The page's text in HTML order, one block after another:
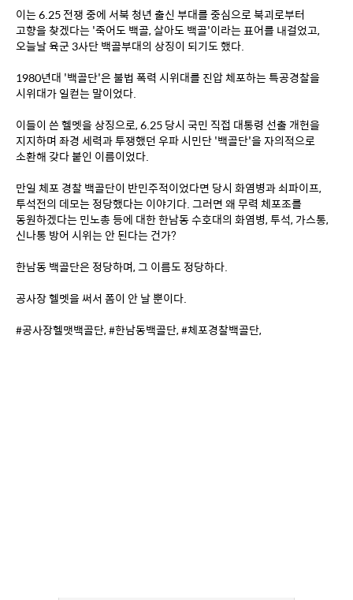
이는 6.25 전쟁 중에 서북 청년 출신 부대를 중심으로 북괴로부터
고향을 찾겠다는 '죽어도 백골, 살아도 백골'이라는 표어를 내걸었고,
오늘날 육군 3사단 백골부대의 상징이 되기도 했다.
1980년대 '백골단'은 불법 폭력 시위대를 진압 체포하는 특공경찰을
시위대가 일컫는 말이었다.
이들이 쓴 헬멧을 상징으로, 6.25 당시 국민 직접 대통령 선출 개헌을
지지하며 좌경 세력과 투쟁했던 우파 시민단 '백골단'을 자의적으로
소환해 갖다 붙인 이름이었다.
만일 체포 경찰 백골단이 반민주적이었다면 당시 화염병과 쇠파이프,
투석전의 데모는 정당했다는 이야기다. 그러면 왜 무력 체포조를
동원하겠다는 민노총 등에 대한 한남동 수호대의 화염병, 투석, 가스통,
신나통 방어 시위는 안 된다는 건가?
한남동 백골단은 정당하며, 그 이름도 정당하다.
공사장 헬멧을 써서 폼이 안 날 뿐이다.
#공사장헬맷백골단, #한남동백골단, #체포경찰백골단,